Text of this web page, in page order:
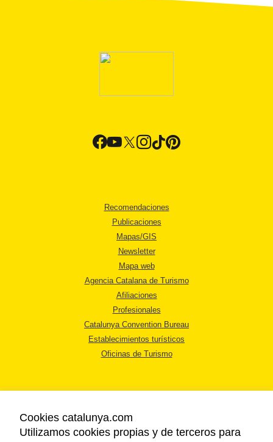
Recomendaciones
Publicaciones
Mapas/GIS
Newsletter
Mapa web
Agencia Catalana de Turismo
Afiliaciones
Profesionales
Catalunya Convention Bureau
Establecimientos turísticos
Oficinas de Turismo
AVISO LEGAL
Cookies catalunya.com
Utilizamos cookies propias y de terceros para